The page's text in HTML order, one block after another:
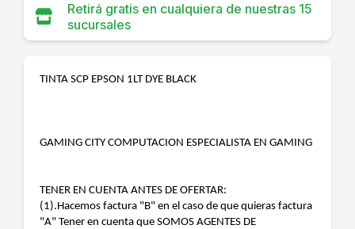
Retirá gratis en cualquiera de nuestras 15
sucursales
TINTA SCP EPSON 1LT DYE BLACK
GAMING CITY COMPUTACION ESPECIALISTA EN GAMING
TENER EN CUENTA ANTES DE OFERTAR:
(1).Hacemos factura "B" en el caso de que quieras factura
"A" Tener en cuenta que SOMOS AGENTES DE